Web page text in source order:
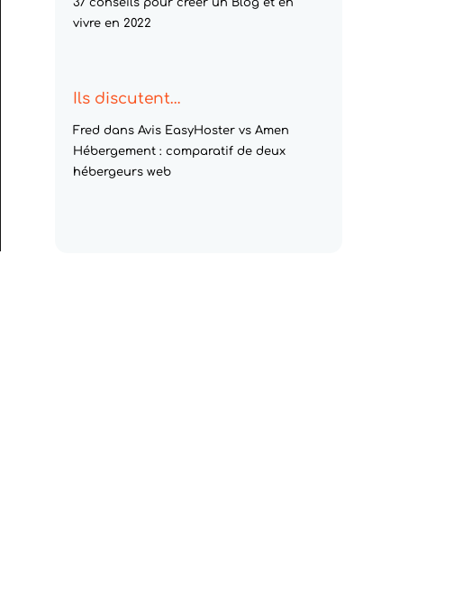
vivre en 2022
Ils discutent…
Fred dans Avis EasyHoster vs Amen
Hébergement : comparatif de deux
hébergeurs web